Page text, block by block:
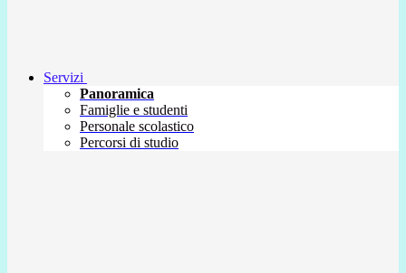
Servizi
Panoramica
Famiglie e studenti
Personale scolastico
Percorsi di studio